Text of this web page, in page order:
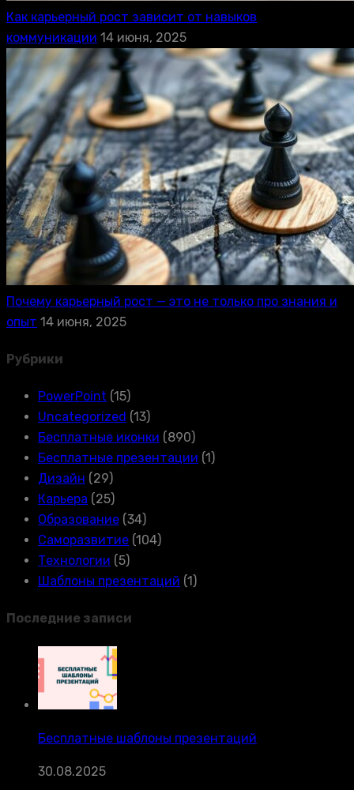
Как карьерный рост зависит от навыков
коммуникации 14 июня, 2025
Почему карьерный рост — это не только про знания и
опыт 14 июня, 2025
Рубрики
PowerPoint (15)
Uncategorized (13)
Бесплатные иконки (890)
Бесплатные презентации (1)
Дизайн (29)
Карьера (25)
Образование (34)
Саморазвитие (104)
Технологии (5)
Шаблоны презентаций (1)
Последние записи
Бесплатные шаблоны презентаций
30.08.2025